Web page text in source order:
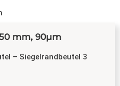
mm, 90µm
– Siegelrandbeutel 3